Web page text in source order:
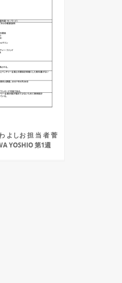
よしお 担 当 者 菅
YOSHIO 第1週